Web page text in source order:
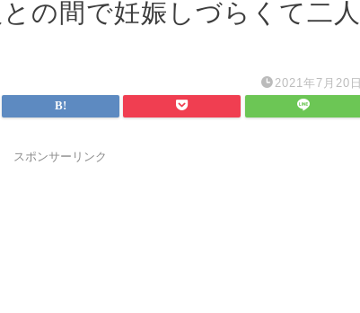
との間で妊娠しづらくて二人
2021年7月20日
スポンサーリンク